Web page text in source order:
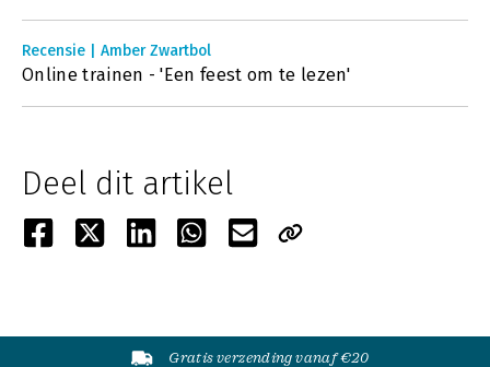
Recensie | Amber Zwartbol
Online trainen - 'Een feest om te lezen'
Deel dit artikel
Gratis verzending vanaf €20